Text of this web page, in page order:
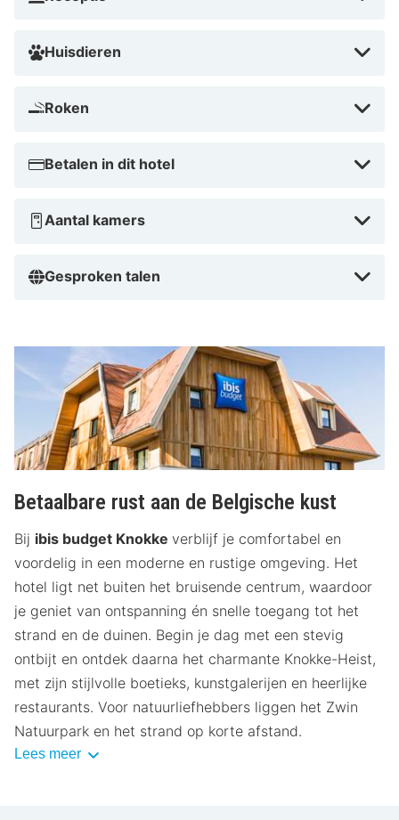
Huisdieren
Roken
Betalen in dit hotel
Aantal kamers
Gesproken talen
Betaalbare rust aan de Belgische kust
Bij ibis budget Knokke verblijf je comfortabel en
voordelig in een moderne en rustige omgeving. Het
hotel ligt net buiten het bruisende centrum, waardoor
je geniet van ontspanning én snelle toegang tot het
strand en de duinen. Begin je dag met een stevig
ontbijt en ontdek daarna het charmante Knokke-Heist,
met zijn stijlvolle boetieks, kunstgalerijen en heerlijke
restaurants. Voor natuurliefhebbers liggen het Zwin
Natuurpark en het strand op korte afstand.
Lees meer